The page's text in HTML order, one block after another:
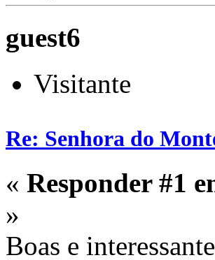
guest6
Visitante
Re: Senhora do
« Responder #1
»
Boas e